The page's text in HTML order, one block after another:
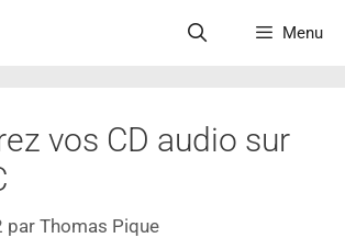
Menu
vos CD audio sur
par Thomas Pique